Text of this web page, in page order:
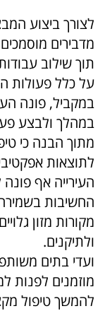
לצורך ביצוע
מדבירים
תוך שילוב
על כלל פעולות
במקביל, פונה
במהלך ולבצע
מתוך הבנה כי
לתוצאות
העירייה אף
החשיבות
מקורות מזון
ולתיקנים.
ועדי בתים
להמשך טיפול